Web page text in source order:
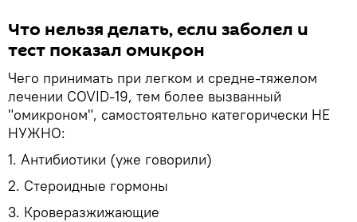
Что нельзя делать, если заболел и
тест показал омикрон
Чего принимать при легком и средне-тяжелом
лечении COVID-19, тем более вызванный
"омикроном", самостоятельно категорически НЕ
НУЖНО:
1. Антибиотики (уже говорили)
2. Стероидные гормоны
3. Кроверазжижающие